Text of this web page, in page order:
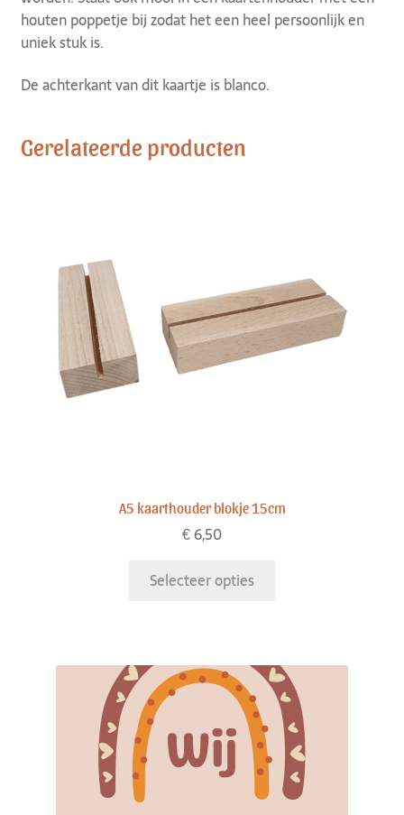
houten poppetje bij zodat het een heel persoonlijk en
uniek stuk is.
De achterkant van dit kaartje is blanco.
Gerelateerde producten
A5 kaarthouder blokje 15cm
€6,50
Selecteer opties